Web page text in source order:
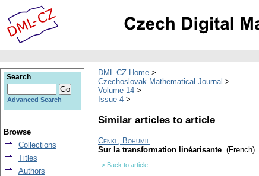
DML-CZ Home
Czechoslovak Mathematical Journal
Volume 14
Issue 4
Similar articles to article
Cenkl, Bohumil
Sur la transformation linéarisante. (French).
-> Back to article
Search
Advanced Search
Browse
Collections
Titles
Authors